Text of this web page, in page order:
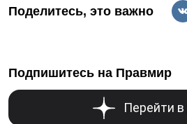
Поделитесь, это важно
Подпишитесь на Правмир
Перейти в